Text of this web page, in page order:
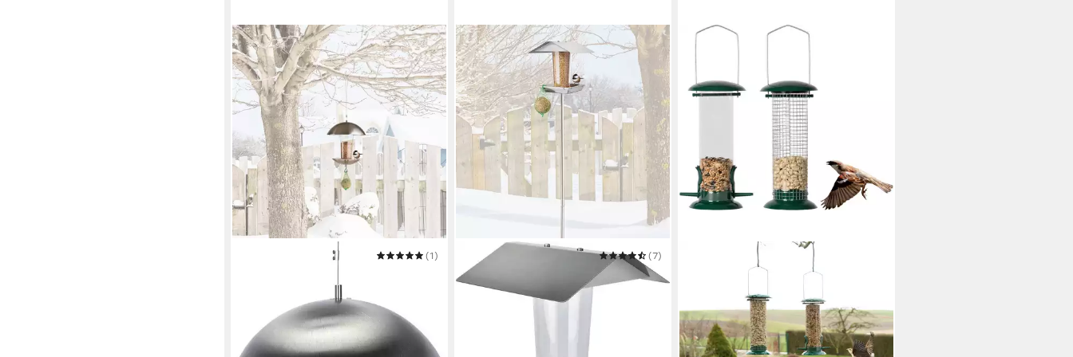
(1)
in 3-4 Werktagen bei dir
MELITEC
Futterstation VH06
(7)
17,99 €
in 3-4 Werktagen bei dir